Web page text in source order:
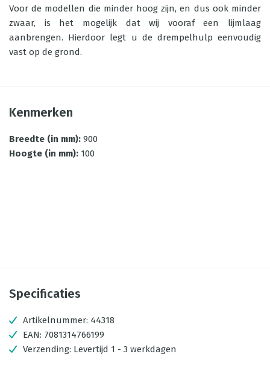
Voor de modellen die minder hoog zijn, en dus ook minder
zwaar, is het mogelijk dat wij vooraf een lijmlaag
aanbrengen. Hierdoor legt u de drempelhulp eenvoudig
vast op de grond.
Kenmerken
Breedte (in mm): 900
Hoogte (in mm): 100
Specificaties
Artikelnummer: 44318
EAN: 7081314766199
Verzending: Levertijd 1 - 3 werkdagen